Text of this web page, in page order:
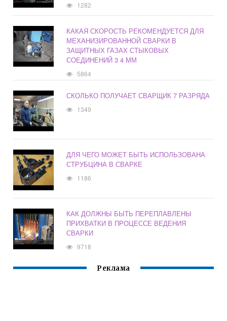
1282
КАКАЯ СКОРОСТЬ РЕКОМЕНДУЕТСЯ ДЛЯ
МЕХАНИЗИРОВАННОЙ СВАРКИ В
ЗАЩИТНЫХ ГАЗАХ СТЫКОВЫХ
СОЕДИНЕНИЙ 3 4 ММ
5864
СКОЛЬКО ПОЛУЧАЕТ СВАРЩИК 7 РАЗРЯДА
1349
ДЛЯ ЧЕГО МОЖЕТ БЫТЬ ИСПОЛЬЗОВАНА
СТРУБЦИНА В СВАРКЕ
1186
КАК ДОЛЖНЫ БЫТЬ ПЕРЕПЛАВЛЕНЫ
ПРИХВАТКИ В ПРОЦЕССЕ ВЕДЕНИЯ
СВАРКИ
9718
Реклама